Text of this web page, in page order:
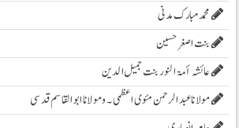
محمد مبارک مدنی
بنت اصغر حسین
عائشہ أمۃ النور بنت جمیل الدین
مولانا عبد الرحمن مئوی اعظمی ۔و مولانا ابوالقاسم قدسی